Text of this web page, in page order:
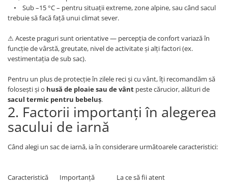
• Sub –15 °C – pentru situații extreme, zone alpine, sau când sacul
trebuie să facă față unui climat sever.
⚠ Aceste praguri sunt orientative — percepția de confort variază în
funcție de vârstă, greutate, nivel de activitate și alți factori (ex.
vestimentația de sub sac).
Pentru un plus de protecție în zilele reci și cu vânt, îți recomandăm să
folosești și o husă de ploaie sau de vânt peste cărucior, alături de
sacul termic pentru bebeluș.
2. Factorii importanți în alegerea
sacului de iarnă
Când alegi un sac de iarnă, ia în considerare următoarele caracteristici:
Caracteristică Importanță La ce să fii atent